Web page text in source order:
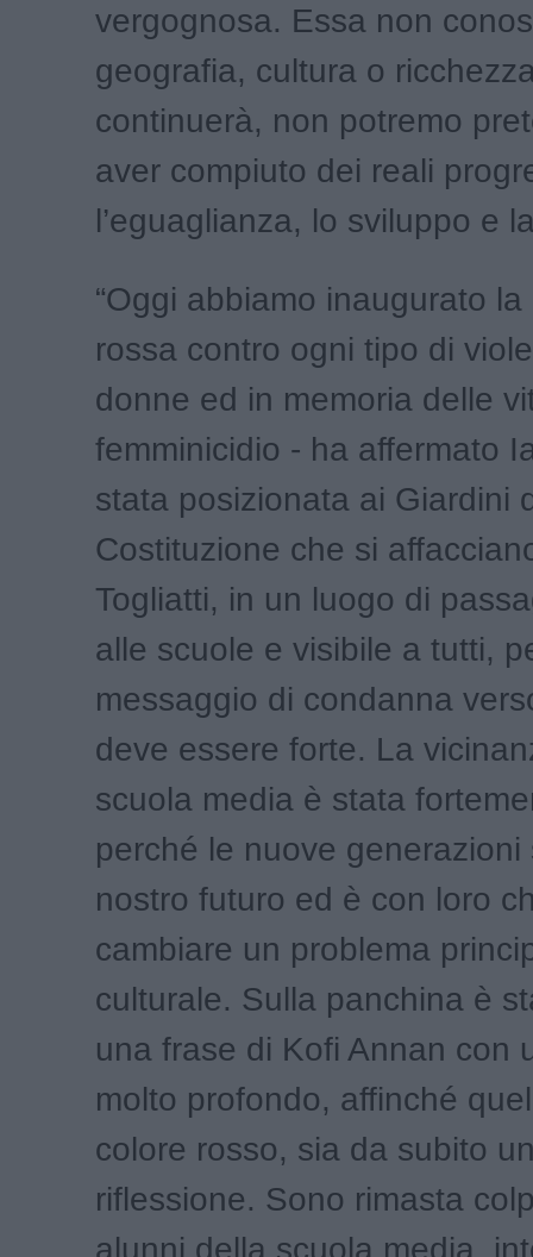
vergognosa. Essa non
geografia, cultura o
continuerà, non potremo
aver compiuto dei reali
l’eguaglianza, lo sviluppo e
“Oggi abbiamo inaugurato
rossa contro ogni tipo di
donne ed in memoria delle
femminicidio - ha affermato
stata posizionata ai Giardini
Costituzione che si
Togliatti, in un luogo di
alle scuole e visibile a tutti,
messaggio di condanna
deve essere forte. La
scuola media è stata
perché le nuove generazioni
nostro futuro ed è con loro
cambiare un problema
culturale. Sulla panchina è
una frase di Kofi Annan con
molto profondo, affinché
colore rosso, sia da subito
riflessione. Sono rimasta
alunni della scuola media,